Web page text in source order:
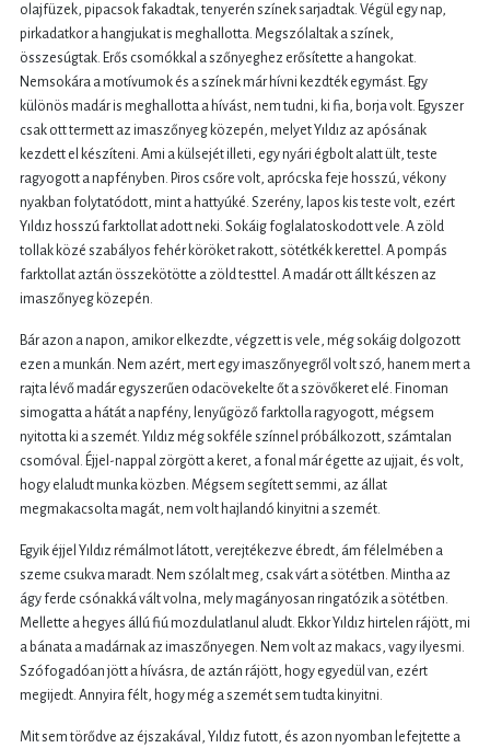
olajfüzek, pipacsok fakadtak, tenyerén színek sarjadtak. Végül egy nap,
pirkadatkor a hangjukat is meghallotta. Megszólaltak a színek,
összesúgtak. Erős csomókkal a szőnyeghez erősítette a hangokat.
Nemsokára a motívumok és a színek már hívni kezdték egymást. Egy
különös madár is meghallotta a hívást, nem tudni, ki fia, borja volt. Egyszer
csak ott termett az imaszőnyeg közepén, melyet Yıldız az apósának
kezdett el készíteni. Ami a külsejét illeti, egy nyári égbolt alatt ült, teste
ragyogott a napfényben. Piros csőre volt, aprócska feje hosszú, vékony
nyakban folytatódott, mint a hattyúké. Szerény, lapos kis teste volt, ezért
Yıldız hosszú farktollat adott neki. Sokáig foglalatoskodott vele. A zöld
tollak közé szabályos fehér köröket rakott, sötétkék kerettel. A pompás
farktollat aztán összekötötte a zöld testtel. A madár ott állt készen az
imaszőnyeg közepén.
Bár azon a napon, amikor elkezdte, végzett is vele, még sokáig dolgozott
ezen a munkán. Nem azért, mert egy imaszőnyegről volt szó, hanem mert a
rajta lévő madár egyszerűen odacövekelte őt a szövőkeret elé. Finoman
simogatta a hátát a napfény, lenyűgöző farktolla ragyogott, mégsem
nyitotta ki a szemét. Yıldız még sokféle színnel próbálkozott, számtalan
csomóval. Éjjel-nappal zörgött a keret, a fonal már égette az ujjait, és volt,
hogy elaludt munka közben. Mégsem segített semmi, az állat
megmakacsolta magát, nem volt hajlandó kinyitni a szemét.
Egyik éjjel Yıldız rémálmot látott, verejtékezve ébredt, ám félelmében a
szeme csukva maradt. Nem szólalt meg, csak várt a sötétben. Mintha az
ágy ferde csónakká vált volna, mely magányosan ringatózik a sötétben.
Mellette a hegyes állú fiú mozdulatlanul aludt. Ekkor Yıldız hirtelen rájött, mi
a bánata a madárnak az imaszőnyegen. Nem volt az makacs, vagy ilyesmi.
Szófogadóan jött a hívásra, de aztán rájött, hogy egyedül van, ezért
megijedt. Annyira félt, hogy még a szemét sem tudta kinyitni.
Mit sem törődve az éjszakával, Yıldız futott, és azon nyomban lefejtette a